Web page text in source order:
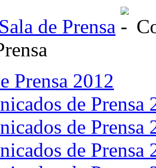
Sala de Prensa
Prensa 2012
de Prensa
de Prensa
de Prensa